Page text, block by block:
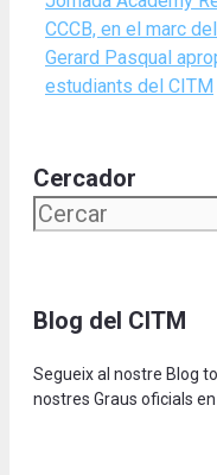
CCCB, en el marc
Gerard Pasqual
estudiants del CITM
Cercador
Blog del CITM
Segueix al nostre Blog
nostres Graus oficials